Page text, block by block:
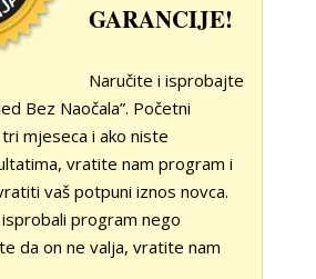
GARANCIJE!
Naručite i isprobajte
Bez Naočala”. Početni
mjeseca i ako niste
vratite nam program i
vaš potpuni iznos novca.
isprobali program nego
da on ne valja, vratite nam